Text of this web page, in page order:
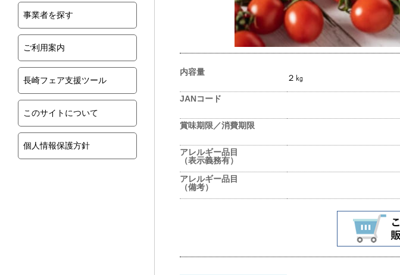
事業者を探す
ご利用案内
長崎フェア支援ツール
このサイトについて
個人情報保護方針
内容量
２㎏
JANコード
賞味期限／消費期限
アレルギー品目
（表示義務有）
アレルギー品目
（備考）